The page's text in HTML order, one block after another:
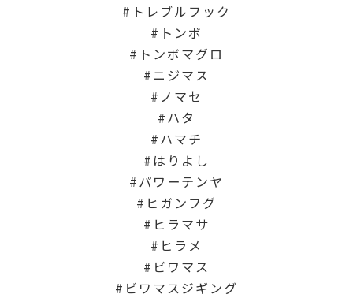
トレブルフック
トンボ
トンボマグロ
ニジマス
ノマセ
ハタ
ハマチ
はりよし
パワーテンヤ
ヒガンフグ
ヒラマサ
ヒラメ
ビワマス
ビワマスジギング